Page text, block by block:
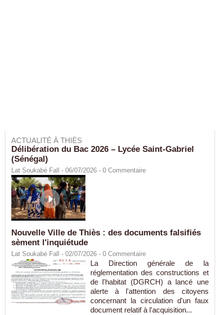
ACTUALITÉ À THIÈS
Délibération du Bac 2026 – Lycée Saint-Gabriel
(Sénégal)
Lat Soukabé Fall - 06/07/2026 - 0 Commentaire
Nouvelle Ville de Thiès : des documents falsifiés
sèment l'inquiétude
Lat Soukabé Fall - 02/07/2026 - 0 Commentaire
La Direction générale de la
réglementation des constructions et
de l'habitat (DGRCH) a lancé une
alerte à l'attention des citoyens
concernant la circulation d'un faux
document relatif à l'acquisition...